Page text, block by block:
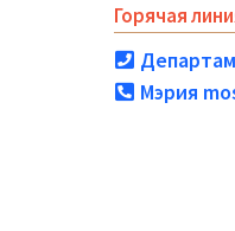
Горячая
Мэрия